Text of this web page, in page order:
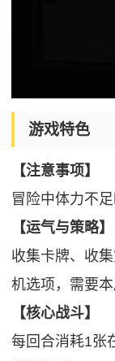
游戏特色
【注意事项】
冒险中体力不
【运气与策略】
收集卡牌、收
机选项，需要
【核心战斗】
每回合消耗1张